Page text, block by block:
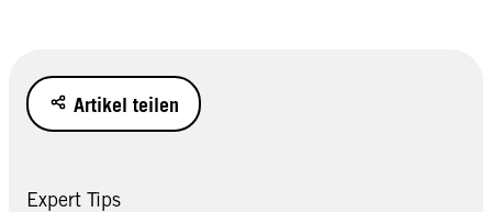
Artikel teilen
Expert Tips